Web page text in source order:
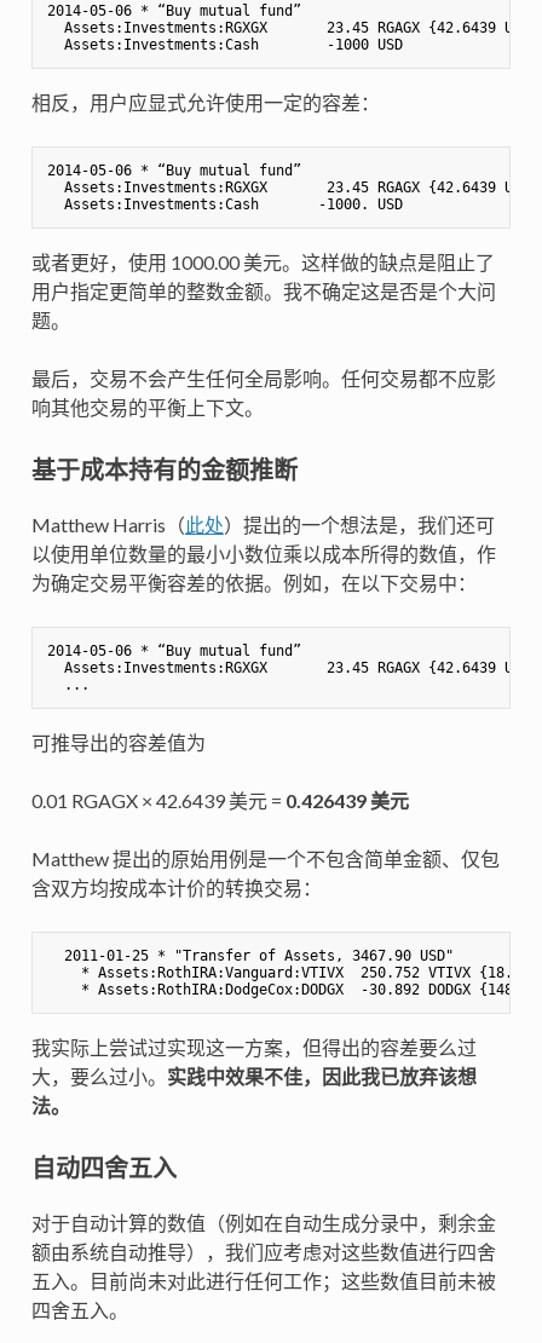
2014-05-06 * “Buy mutual fund”
Assets:Investments:RGXGX       23.45 RGAGX {42.6439
  Assets:Investments:Cash        -1000 USD
相反，用户应显式允许使用一定的容差：
2014-05-06 * “Buy mutual fund”
Assets:Investments:RGXGX       23.45 RGAGX {42.6439
  Assets:Investments:Cash       -1000. USD
或者更好，使用 1000.00 美元。这样做的缺点是阻止了
用户指定更简单的整数金额。我不确定这是否是个大问
题。
最后，交易不会产生任何全局影响。任何交易都不应影
响其他交易的平衡上下文。
基于成本持有的金额推断
Matthew Harris（此处）提出的一个想法是，我们还可
以使用单位数量的最小小数位乘以成本所得的数值，作
为确定交易平衡容差的依据。例如，在以下交易中：
2014-05-06 * “Buy mutual fund”
Assets:Investments:RGXGX       23.45 RGAGX {42.6439
可推导出的容差值为
0.01 RGAGX × 42.6439 美元 = 0.426439 美元
Matthew 提出的原始用例是一个不包含简单金额、仅包
含双方均按成本计价的转换交易：
  2011-01-25 * "Transfer of Assets, 3467.90 USD"
* Assets:RothIRA:Vanguard:VTIVX  250.752 VTIVX
我实际上尝试过实现这一方案，但得出的容差要么过
大，要么过小。 实践中效果不佳，因此我已放弃该想
法。
自动四舍五入
对于自动计算的数值（例如在自动生成分录中，剩余金
额由系统自动推导），我们应考虑对这些数值进行四舍
五入。目前尚未对此进行任何工作；这些数值目前未被
四舍五入。